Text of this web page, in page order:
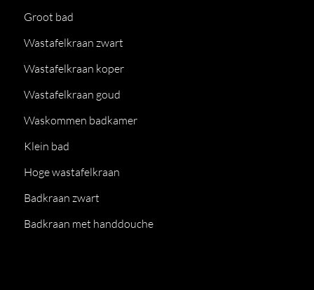
Groot bad
Wastafelkraan zwart
Wastafelkraan koper
Wastafelkraan goud
Waskommen badkamer
Klein bad
Hoge wastafelkraan
Badkraan zwart
Badkraan met handdouche